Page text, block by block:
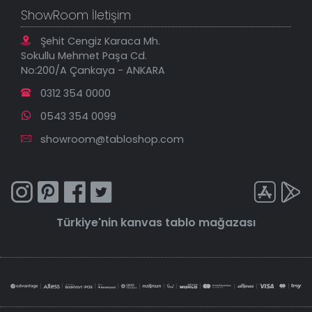
ShowRoom İletişim
Şehit Cengiz Karaca Mh.
Sokullu Mehmet Paşa Cd.
No:200/A Çankaya - ANKARA
0312 354 0000
0543 354 0099
showroom@tabloshop.com
Türkiye'nin kanvas tablo mağazası